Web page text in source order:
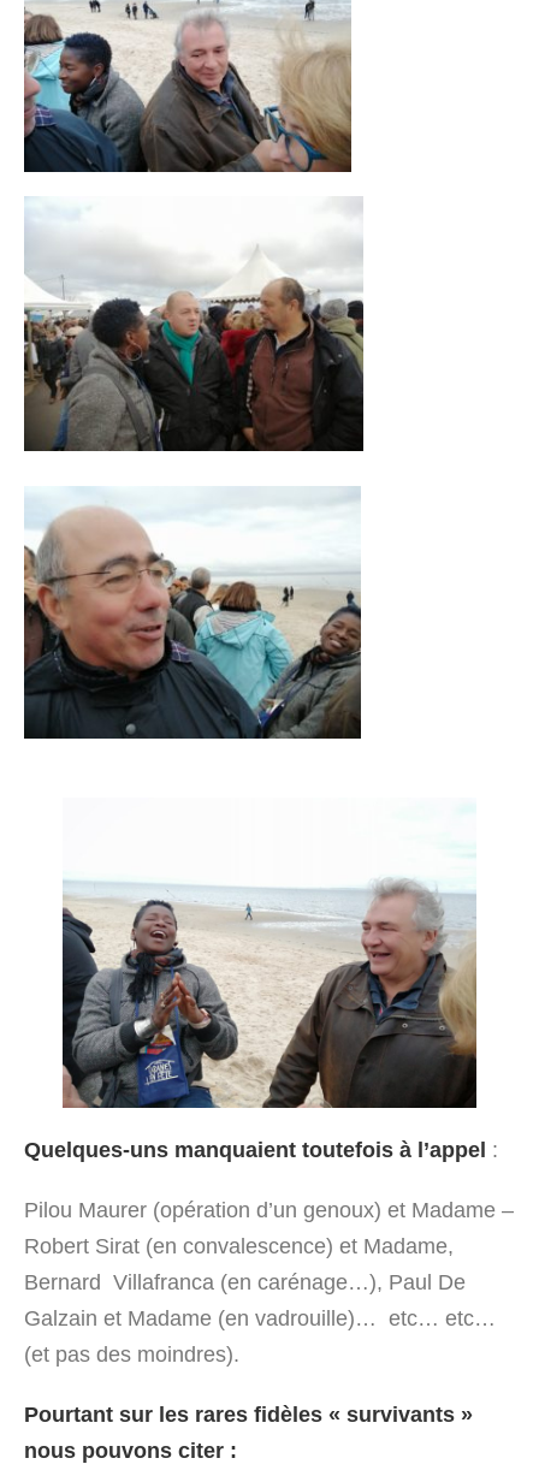
Quelques-uns manquaient toutefois à l’appel :
Pilou Maurer (opération d’un genoux) et Madame –
Robert Sirat (en convalescence) et Madame,
Bernard Villafranca (en carénage…), Paul De
Galzain et Madame (en vadrouille)… etc… etc…
(et pas des moindres).
Pourtant sur les rares fidèles « survivants »
nous pouvons citer :